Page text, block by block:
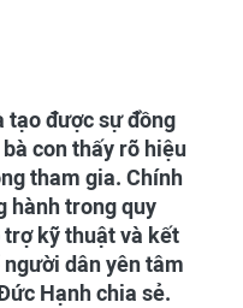
tạo được sự đồng
con thấy rõ hiệu
tham gia. Chính
hành trong quy
trợ kỹ thuật và kết
dân yên tâm
Hạnh chia sẻ.